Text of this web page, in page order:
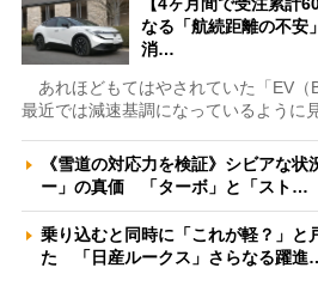
なる「航続距離の不安
消…
あれほどもてはやされていた「EV（
最近では減速基調になっているように
《雪道の対応力を検証》シビアな
ー」の真価 「ターボ」と「スト…
乗り込むと同時に「これが軽？」と
た 「日産ルークス」さらなる躍進